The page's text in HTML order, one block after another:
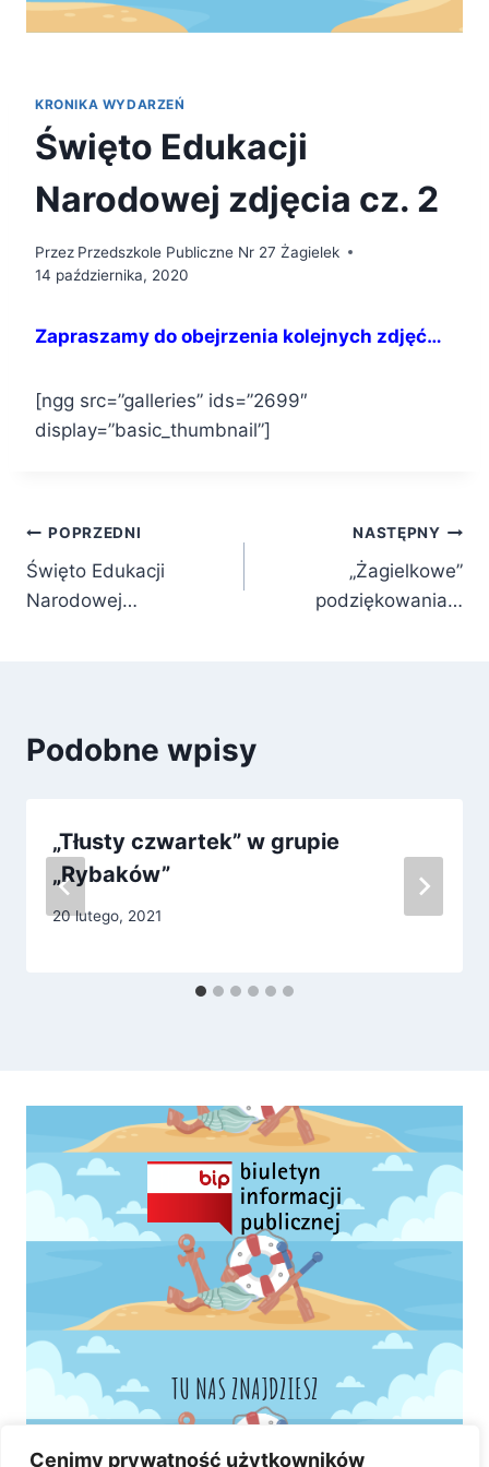
Cenimy prywatność użytkowników
KRONIKA WYDARZEŃ
Święto Edukacji
Narodowej zdjęcia cz. 2
Przez Przedszkole Publiczne Nr 27 Żagielek
14 października, 2020
Zapraszamy do obejrzenia kolejnych zdjęć…
[ngg src=”galleries” ids=”2699″
display=”basic_thumbnail”]
Nawigacja
wpisu
POPRZEDNI
Święto Edukacji
Narodowej…
NASTĘPNY
„Żagielkowe”
podziękowania…
Podobne wpisy
„Tłusty czwartek” w grupie
„Rybaków”
20 lutego, 2021
TU NAS ZNAJDZIESZ